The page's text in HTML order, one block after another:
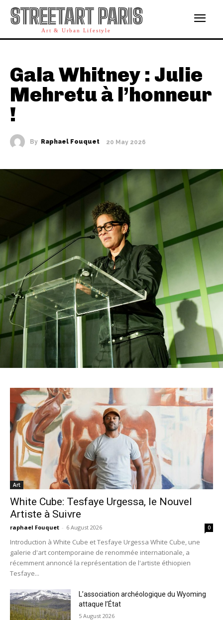
STREETART PARIS
Art & Urban Lifestyle
Gala Whitney : Julie
Mehretu à l’honneur
!
By Raphael Fouquet 20 May 2026
Art
White Cube: Tesfaye Urgessa, le Nouvel
Artiste à Suivre
raphael Fouquet - 6 August 2026 0
Introduction à White Cube et Tesfaye Urgessa White Cube, une
galerie d'art contemporaine de renommée internationale, a
récemment annoncé la représentation de l'artiste éthiopien
Tesfaye...
L’association archéologique du Wyoming
attaque l’État
5 August 2026